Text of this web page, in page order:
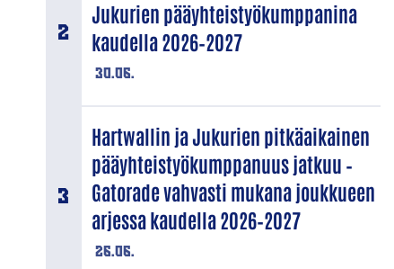
30.06.
Jukurien pääyhteistyökumppanina
kaudella 2026–2027
26.06.
Hartwallin ja Jukurien pitkäaikainen
pääyhteistyökumppanuus jatkuu –
Gatorade vahvasti mukana joukkueen
arjessa kaudella 2026–2027